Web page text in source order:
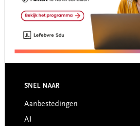
Footer
SNEL NAAR
Aanbestedingen
AI